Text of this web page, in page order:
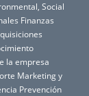
Social
Finanzas
la empresa
Marketing y
Prevención